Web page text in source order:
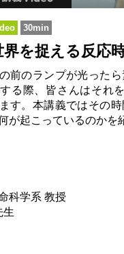
30min
界を捉える反応
前のランプが光ったら
る際、皆さんはそれ
す。本講義ではその
が起こっているのかを
科学系 教授
生